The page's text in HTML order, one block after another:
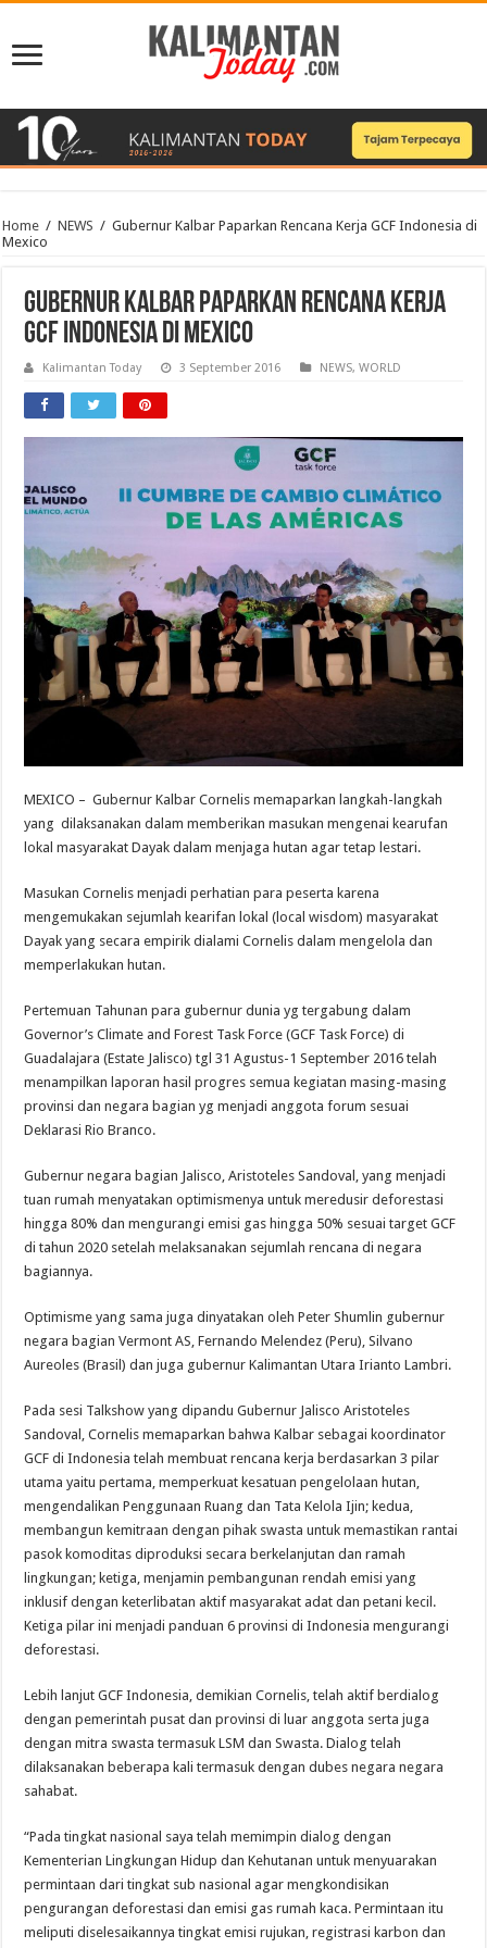
Home / NEWS / Gubernur Kalbar Paparkan Rencana Kerja GCF Indonesia di
Mexico
Gubernur Kalbar Paparkan Rencana Kerja
GCF Indonesia di Mexico
Kalimantan Today 3 September 2016 NEWS,WORLD
MEXICO – Gubernur Kalbar Cornelis memaparkan langkah-langkah
yang dilaksanakan dalam memberikan masukan mengenai kearufan
lokal masyarakat Dayak dalam menjaga hutan agar tetap lestari.
Masukan Cornelis menjadi perhatian para peserta karena
mengemukakan sejumlah kearifan lokal (local wisdom) masyarakat
Dayak yang secara empirik dialami Cornelis dalam mengelola dan
memperlakukan hutan.
Pertemuan Tahunan para gubernur dunia yg tergabung dalam
Governor’s Climate and Forest Task Force (GCF Task Force) di
Guadalajara (Estate Jalisco) tgl 31 Agustus-1 September 2016 telah
menampilkan laporan hasil progres semua kegiatan masing-masing
provinsi dan negara bagian yg menjadi anggota forum sesuai
Deklarasi Rio Branco.
Gubernur negara bagian Jalisco, Aristoteles Sandoval, yang menjadi
tuan rumah menyatakan optimismenya untuk meredusir deforestasi
hingga 80% dan mengurangi emisi gas hingga 50% sesuai target GCF
di tahun 2020 setelah melaksanakan sejumlah rencana di negara
bagiannya.
Optimisme yang sama juga dinyatakan oleh Peter Shumlin gubernur
negara bagian Vermont AS, Fernando Melendez (Peru), Silvano
Aureoles (Brasil) dan juga gubernur Kalimantan Utara Irianto Lambri.
Pada sesi Talkshow yang dipandu Gubernur Jalisco Aristoteles
Sandoval, Cornelis memaparkan bahwa Kalbar sebagai koordinator
GCF di Indonesia telah membuat rencana kerja berdasarkan 3 pilar
utama yaitu pertama, memperkuat kesatuan pengelolaan hutan,
mengendalikan Penggunaan Ruang dan Tata Kelola Ijin; kedua,
membangun kemitraan dengan pihak swasta untuk memastikan rantai
pasok komoditas diproduksi secara berkelanjutan dan ramah
lingkungan; ketiga, menjamin pembangunan rendah emisi yang
inklusif dengan keterlibatan aktif masyarakat adat dan petani kecil.
Ketiga pilar ini menjadi panduan 6 provinsi di Indonesia mengurangi
deforestasi.
Lebih lanjut GCF Indonesia, demikian Cornelis, telah aktif berdialog
dengan pemerintah pusat dan provinsi di luar anggota serta juga
dengan mitra swasta termasuk LSM dan Swasta. Dialog telah
dilaksanakan beberapa kali termasuk dengan dubes negara negara
sahabat.
“Pada tingkat nasional saya telah memimpin dialog dengan
Kementerian Lingkungan Hidup dan Kehutanan untuk menyuarakan
permintaan dari tingkat sub nasional agar mengkondisikan
pengurangan deforestasi dan emisi gas rumah kaca. Permintaan itu
meliputi diselesaikannya tingkat emisi rujukan, registrasi karbon dan